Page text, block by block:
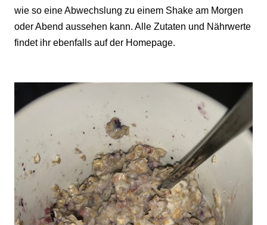
wie so eine Abwechslung zu einem Shake am Morgen
oder Abend aussehen kann. Alle Zutaten und Nährwerte
findet ihr ebenfalls auf der Homepage.